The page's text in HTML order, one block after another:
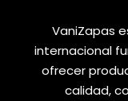
VaniZapas
internacional
ofrecer
calidad,